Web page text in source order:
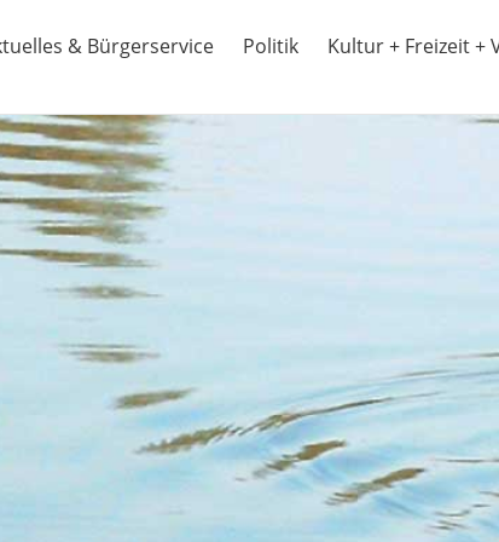
& Bürgerservice Politik Kultur + Freizeit +